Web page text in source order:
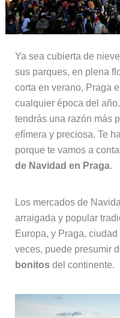
Ya sea cubierta de
sus parques, en plena
corta en verano, Praga
cualquier época del
tendrás una razón más
efímera y preciosa. Te
porque te vamos a
de Navidad en Praga.
Los mercados de
arraigada y popular
Europa, y Praga,
veces, puede presumir
bonitosdel continente.